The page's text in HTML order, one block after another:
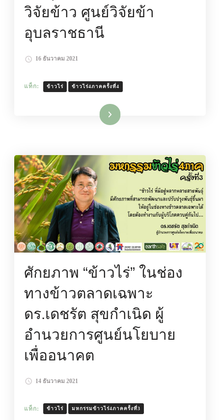
วิจัยข้าว ศูนย์วิจัยข้า
อุบลราชธานี
16 ธันวาคม 2021
แท็ก: ข้าวไร่ ข้าวไร่4ภาคครั้งที่4
อ่านเพิ่มเติม
ศักยภาพ “ข้าวไร่” ในช่อง
ทางข้าวตลาดเฉพาะ
ดร.เดชรัต สุขกำเนิด ผู้
อำนวยการศูนย์นโยบาย
เพื่ออนาคต
14 ธันวาคม 2021
แท็ก: ข้าวไร่ มหกรรมข้าวไร่4ภาคครั้งที่3